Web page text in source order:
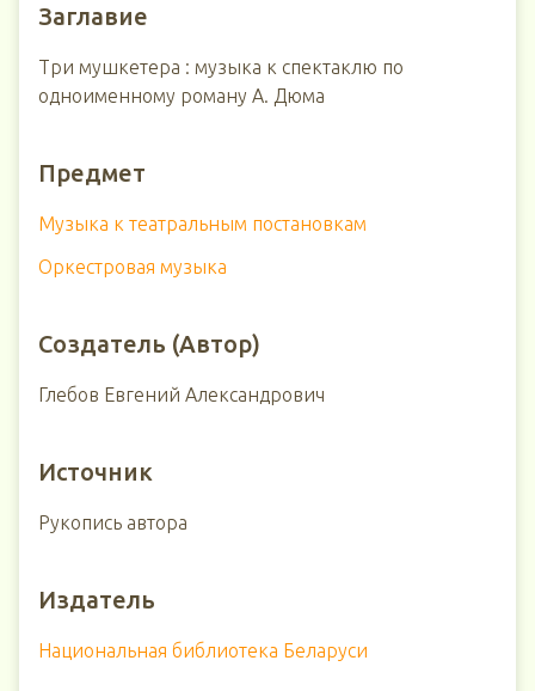
Заглавие
Три мушкетера : музыка к спектаклю по
одноименному роману А. Дюма
Предмет
Музыка к театральным постановкам
Оркестровая музыка
Создатель (Автор)
Глебов Евгений Александрович
Источник
Рукопись автора
Издатель
Национальная библиотека Беларуси